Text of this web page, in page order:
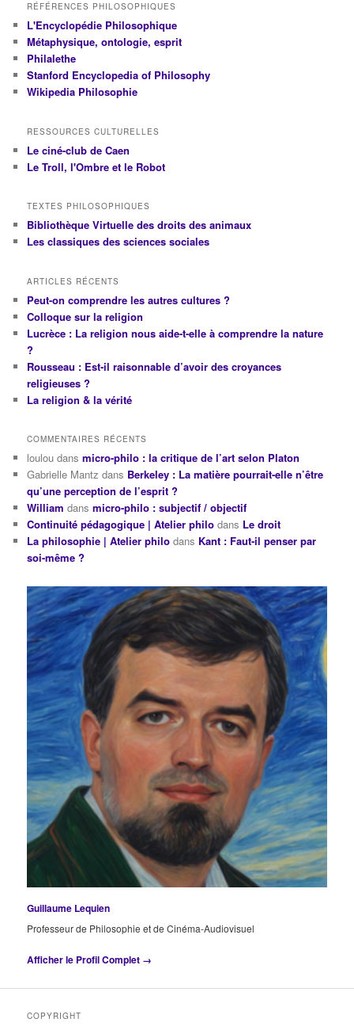
RÉFÉRENCES PHILOSOPHIQUES
L'Encyclopédie Philosophique
Métaphysique, ontologie, esprit
Philalethe
Stanford Encyclopedia of Philosophy
Wikipedia Philosophie
RESSOURCES CULTURELLES
Le ciné-club de Caen
Le Troll, l'Ombre et le Robot
TEXTES PHILOSOPHIQUES
Bibliothèque Virtuelle des droits des animaux
Les classiques des sciences sociales
ARTICLES RÉCENTS
Peut-on comprendre les autres cultures ?
Colloque sur la religion
Lucrèce : La religion nous aide-t-elle à comprendre la nature
?
Rousseau : Est-il raisonnable d’avoir des croyances
religieuses ?
La religion & la vérité
COMMENTAIRES RÉCENTS
loulou dansmicro-philo : la critique de l’art selon Platon
Gabrielle Mantz dans Berkeley : La matière pourrait-elle n’être
qu’une perception de l’esprit ?
William dansmicro-philo : subjectif / objectif
Continuité pédagogique | Atelier philo dans Le droit
La philosophie | Atelier philo dans Kant : Faut-il penser par
soi-même ?
Guillaume Lequien
Professeur de Philosophie et de Cinéma-Audiovisuel
Afficher le Profil Complet →
COPYRIGHT